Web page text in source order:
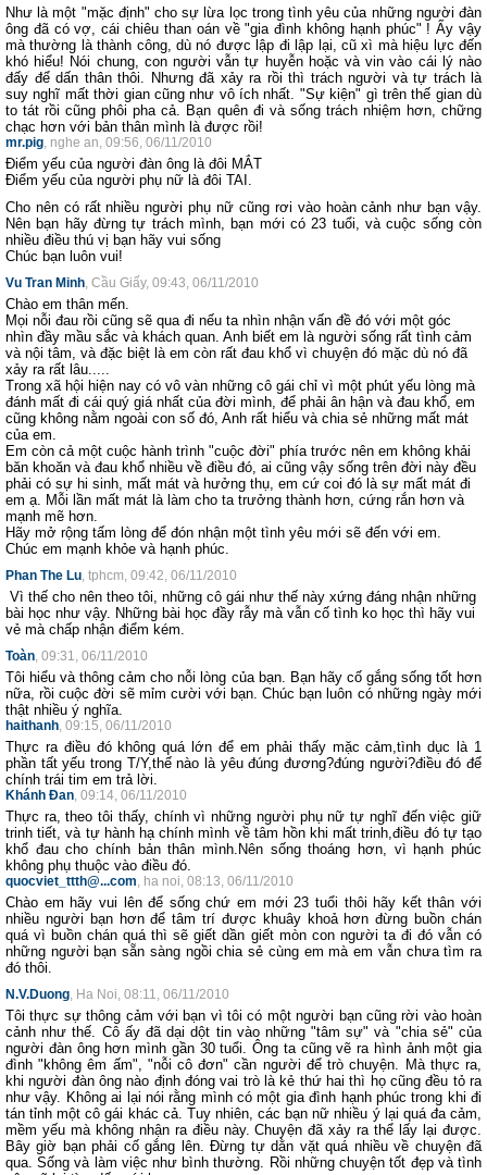
Như là một "mặc định" cho sự lừa lọc trong tình yêu của những người đàn
ông đã có vợ, cái chiêu than oán về "gia đình không hạnh phúc" ! Ấy vậy
mà thường là thành công, dù nó được lập đi lập lại, cũ xì mà hiệu lực đến
khó hiểu! Nói chung, con người vẫn tự huyễn hoặc và vin vào cái lý nào
đấy để dấn thân thôi. Nhưng đã xảy ra rồi thì trách người và tự trách là
suy nghĩ mất thời gian cũng như vô ích nhất. "Sự kiện" gì trên thế gian dù
to tát rồi cũng phôi pha cả. Bạn quên đi và sống trách nhiệm hơn, chững
chạc hơn với bản thân mình là được rồi!
mr.pig, nghe an, 09:56, 06/11/2010
Điểm yếu của người đàn ông là đôi MẮT
Điểm yếu của người phụ nữ là đôi TAI.
Cho nên có rất nhiều người phụ nữ cũng rơi vào hoàn cảnh như bạn vậy.
Nên bạn hãy đừng tự trách mình, bạn mới có 23 tuổi, và cuộc sống còn
nhiều điều thú vị bạn hãy vui sống
Chúc bạn luôn vui!
Vu Tran Minh, Cầu Giấy, 09:43, 06/11/2010
Chào em thân mến.
Mọi nỗi đau rồi cũng sẽ qua đi nếu ta nhìn nhận vấn đề đó với một góc
nhìn đầy mầu sắc và khách quan. Anh biết em là người sống rất tình cảm
và nội tâm, và đặc biệt là em còn rất đau khổ vì chuyện đó mặc dù nó đã
xảy ra rất lâu.....
Trong xã hội hiện nay có vô vàn những cô gái chỉ vì một phút yếu lòng mà
đánh mất đi cái quý giá nhất của đời mình, để phải ân hận và đau khổ, em
cũng không nằm ngoài con số đó, Anh rất hiểu và chia sẻ những mất mát
của em.
Em còn cả một cuộc hành trình "cuộc đời" phía trước nên em không khải
băn khoăn và đau khổ nhiều về điều đó, ai cũng vậy sống trên đời này đều
phải có sự hi sinh, mất mát và hưởng thụ, em cứ coi đó là sự mất mát đi
em ạ. Mỗi lần mất mát là làm cho ta trưởng thành hơn, cứng rắn hơn và
mạnh mẽ hơn.
Hãy mở rộng tấm lòng để đón nhận một tình yêu mới sẽ đến với em.
Chúc em mạnh khỏe và hạnh phúc.
Phan The Lu, tphcm, 09:42, 06/11/2010
Vì thế cho nên theo tôi, những cô gái như thế này xứng đáng nhận những
bài học như vậy. Những bài học đầy rẫy mà vẫn cố tình ko học thì hãy vui
vẻ mà chấp nhận điểm kém.
Toàn, 09:31, 06/11/2010
Tôi hiểu và thông cảm cho nỗi lòng của bạn. Bạn hãy cố gắng sống tốt hơn
nữa, rồi cuộc đời sẽ mỉm cười với bạn. Chúc bạn luôn có những ngày mới
thật nhiều ý nghĩa.
haithanh, 09:15, 06/11/2010
Thực ra điều đó không quá lớn để em phải thấy mặc cảm,tình dục là 1
phần tất yếu trong T/Y,thế nào là yêu đúng đương?đúng người?điều đó để
chính trái tim em trả lời.
Khánh Đan, 09:14, 06/11/2010
Thực ra, theo tôi thấy, chính vì những người phụ nữ tự nghĩ đến việc giữ
trinh tiết, và tự hành hạ chính mình về tâm hồn khi mất trinh,điều đó tự tạo
khổ đau cho chính bản thân mình.Nên sống thoáng hơn, vì hạnh phúc
không phụ thuộc vào điều đó.
quocviet_ttth@...com, ha noi, 08:13, 06/11/2010
Chào em hãy vui lên để sống chứ em mới 23 tuổi thôi hãy kết thân với
nhiều người bạn hơn để tâm trí được khuây khoả hơn đừng buồn chán
quá vì buồn chán quá thì sẽ giết dần giết mòn con người ta đi đó vẫn có
những người bạn sẵn sàng ngồi chia sẻ cùng em mà em vẫn chưa tìm ra
đó thôi.
N.V.Duong, Ha Noi, 08:11, 06/11/2010
Tôi thực sự thông cảm với bạn vì tôi có một người bạn cũng rời vào hoàn
cảnh như thế. Cô ấy đã dại dột tin vào những "tâm sự" và "chia sẻ" của
người đàn ông hơn mình gần 30 tuổi. Ông ta cũng vẽ ra hình ảnh một gia
đình "không êm ấm", "nỗi cô đơn" cần người để trò chuyện. Mà thực ra,
khi người đàn ông nào định đóng vai trò là kẻ thứ hai thì họ cũng đều tỏ ra
như vậy. Không ai lại nói rằng mình có một gia đình hạnh phúc trong khi đi
tán tỉnh một cô gái khác cả. Tuy nhiên, các bạn nữ nhiều ý lại quá đa cảm,
mềm yếu mà không nhận ra điều này. Chuyện đã xảy ra thể lấy lại được.
Bây giờ bạn phải cố gắng lên. Đừng tự dằn vặt quá nhiều về chuyện đã
qua. Sống và làm việc như bình thường. Rồi những chuyện tốt đẹp và tình